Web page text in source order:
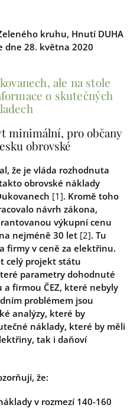
kruhu, Hnutí DUHA
dne 28. května 2020
ale na stole
o skutečných
minimální, pro občany
obrovské
že je vláda rozhodnuta
obrovské náklady
[1]. Kromě toho
návrh zákona,
výkupní cenu
nejméně 30 let [2]. Tu
firmy v ceně za elektřinu.
celý projekt státu
parametry dohodnuté
a firmou ČEZ, které nebyly
problémem jsou
analýzy, které by
náklady, které by měli
tak i daňoví
že:
v rozmezí 140-160